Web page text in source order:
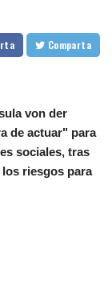
Comparta
von der
de actuar" para
sociales, tras
riesgos para